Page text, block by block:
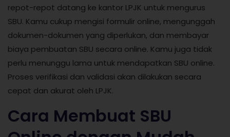
repot-repot datang ke kantor LPJK untuk mengurus
SBU. Kamu cukup mengisi formulir online, mengunggah
dokumen-dokumen yang diperlukan, dan membayar
biaya pembuatan SBU secara online. Kamu juga tidak
perlu menunggu lama untuk mendapatkan SBU online.
Proses verifikasi dan validasi akan dilakukan secara
cepat dan akurat oleh LPJK.
Cara Membuat SBU